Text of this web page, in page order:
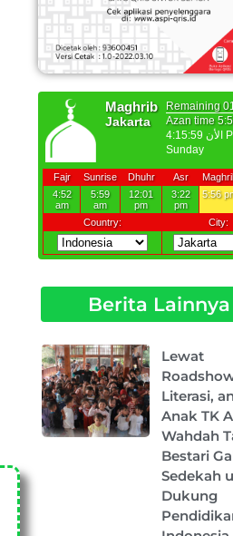
Berita Lainnya
Lewat
Literasi,
Anak TK
Wahdah
Bestari
Sedekah
Dukung
PagePage Page